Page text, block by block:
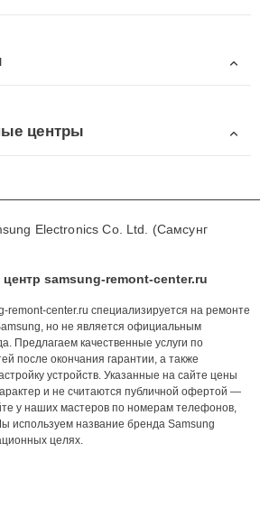
центры
Electronics Co. Ltd. (Самсунг
samsung-remont-center.ru
center.ru специализируется на ремонте
но не является официальным
Предлагаем качественные услуги по
после окончания гарантии, а также
устройств. Указанные на сайте цены
и не считаются публичной офертой —
у наших мастеров по номерам телефонов,
используем название бренда Samsung
целях.